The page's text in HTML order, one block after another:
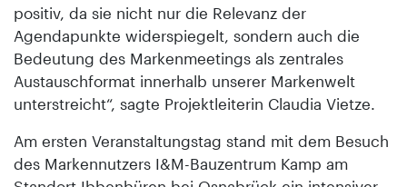
positiv, da sie nicht nur die Relevanz der
Agendapunkte widerspiegelt, sondern auch die
Bedeutung des Markenmeetings als zentrales
Austauschformat innerhalb unserer Markenwelt
unterstreicht“, sagte Projektleiterin Claudia Vietze.
Am ersten Veranstaltungstag stand mit dem Besuch
des Markennutzers I&M-Bauzentrum Kamp am